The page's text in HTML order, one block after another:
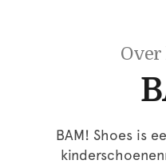
Over
BAM! Shoes is